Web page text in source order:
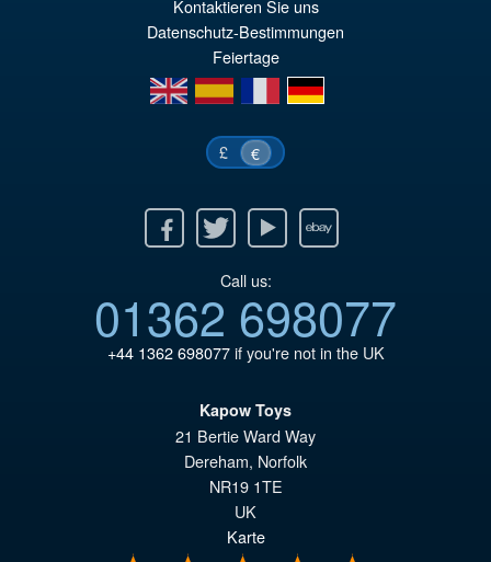
Kontaktieren Sie uns
Datenschutz-Bestimmungen
Feiertage
en
es fr de
£ €
Twitter Youtube Ebay
Call us:
01362 698077
+44 1362 698077if you're not in the UK
Kapow Toys
21 Bertie Ward Way
Dereham, Norfolk
NR19 1TE
UK
Karte